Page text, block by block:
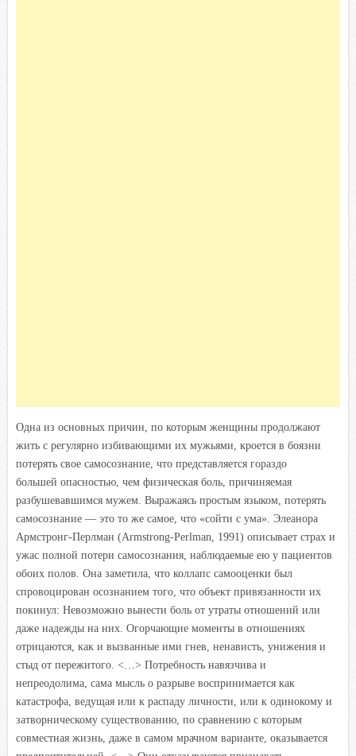
Одна из основных причин, по которым женщины продолжают
жить с регулярно избивающими их мужьями, кроется в боязни
потерять свое самосознание, что представляется гораздо
большей опасностью, чем физическая боль, причиняемая
разбушевавшимся мужем. Выражаясь простым языком, потерять
самосознание — это то же самое, что «сойти с ума». Элеанора
Армстронг-Перлман (Armstrong-Perlman, 1991) описывает страх и
ужас полной потери самосознания, наблюдаемые ею у пациентов
обоих полов. Она заметила, что коллапс самооценки был
спровоцирован осознанием того, что объект привязанности их
покинул: Невозможно вынести боль от утраты отношений или
даже надежды на них. Огорчающие моменты в отношениях
отрицаются, как и вызванные ими гнев, ненависть, унижения и
стыд от пережитого. <…> Потребность навязчива и
непреодолима, сама мысль о разрыве воспринимается как
катастрофа, ведущая или к распаду личности, или к одинокому и
затворническому существованию, по сравнению с которым
совместная жизнь, даже в самом мрачном варианте, оказывается